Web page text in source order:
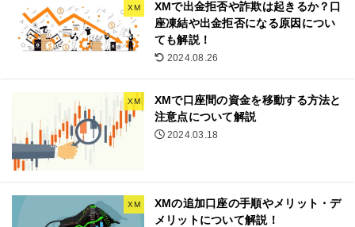
XM
XMで出金拒否や詐欺は起きるか？口
座凍結や出金拒否になる原因につい
ても解説！
2024.08.26
XM
XMで口座間の資金を移動する方法と
注意点について解説
2024.03.18
XM
XMの追加口座の手順やメリット・デ
メリットについて解説！